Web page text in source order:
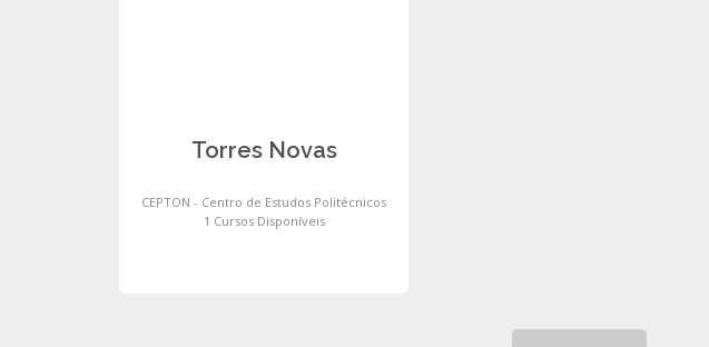
Torres Novas
CEPTON - Centro de Estudos Politécnicos
1 Cursos Disponíveis